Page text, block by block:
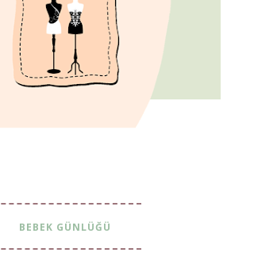
BEBEK GÜNLÜĞÜ